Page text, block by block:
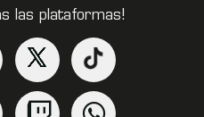
las plataformas!